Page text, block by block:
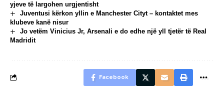
yjeve të largohen urgjentisht
Juventusi kërkon yllin e Manchester Cityt – kontaktet mes
klubeve kanë nisur
Jo vetëm Vinicius Jr, Arsenali e do edhe një yll tjetër të Real
Madridit
Facebook